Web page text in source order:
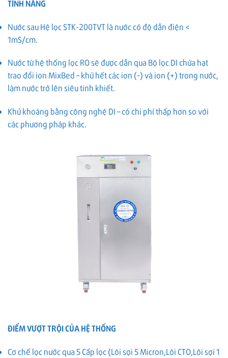
TÍNH NĂNG
Nước sau Hệ lọc STK-200TVT là nước có độ dẫn điện <
1mS/cm.
Nước từ hệ thống lọc RO sẽ được dẫn qua Bộ lọc DI chứa hạt
trao đổi ion MixBed – khử hết các ion (-) và ion (+) trong nước,
làm nước trở lên siêu tinh khiết.
Khử khoáng bằng công nghệ DI – có chi phí thấp hơn so với
các phương pháp khác.
ĐIỂM VƯỢT TRỘI CỦA HỆ THỐNG
Cơ chế lọc nước qua 5 Cấp lọc (Lõi sợi 5 Micron,Lõi CTO,Lõi sợi 1